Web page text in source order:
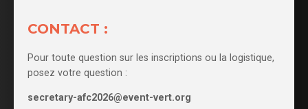
CONTACT :
Pour toute question sur les inscriptions ou la logistique,
posez votre question :
secretary-afc2026@event-vert.org